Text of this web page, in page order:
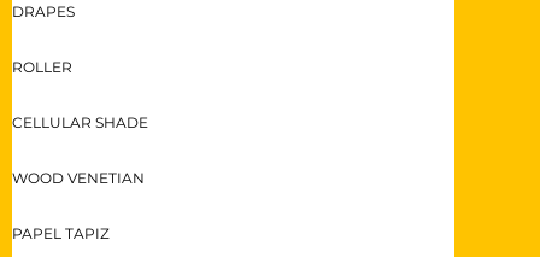
DRAPES
ROLLER
CELLULAR SHADE
WOOD VENETIAN
PAPEL TAPIZ